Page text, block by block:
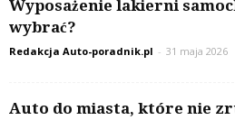
Wyposażenie lakierni
wybrać?
Redakcja Auto-poradnik.pl - 31 maja 2026
Auto do miasta, które nie